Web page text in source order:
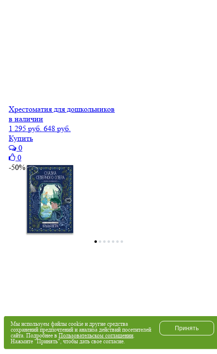
Хрестоматия для дошкольников
в наличии
1 295 руб. 648 руб.
Купить
0
0
-50%
Мы используем файлы cookie и другие средства
сохранений предпочтений и анализа действий посетителей
сайта. Подробнее вПользовательском соглашении.
Нажмите "Принять", чтобы дать свое согласие.
Принять